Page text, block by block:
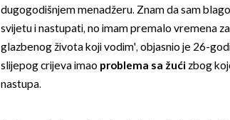
dugogodišnjem menadžeru. Znam da sam
svijetu i nastupati, no imam premalo vremena
glazbenog života koji vodim', objasnio je 26-
slijepog crijeva imao problema sa žući zbog
nastupa.